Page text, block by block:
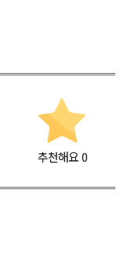
추천해요 0